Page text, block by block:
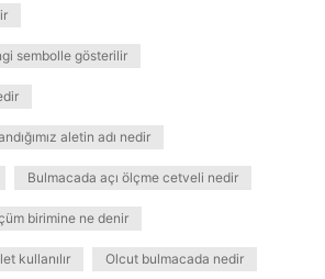
sembolle gösterilir
aletin adı nedir
Bulmacada açı ölçme cetveli nedir
birimine ne denir
kullanılır Olcut bulmacada nedir